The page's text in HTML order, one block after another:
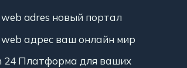
web adres новый портал
web адрес ваш онлайн мир
24 Платформа для ваших